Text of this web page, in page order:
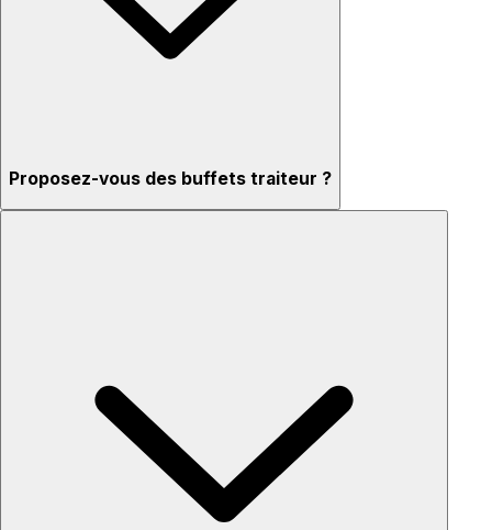
Proposez-vous des buffets traiteur ?